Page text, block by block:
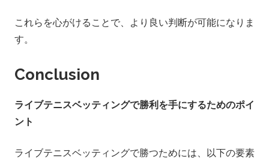
これらを心がけることで、より良い判断が可能になりま
す。
Conclusion
ライブテニスベッティングで勝利を手にするためのポイ
ント
ライブテニスベッティングで勝つためには、以下の要素